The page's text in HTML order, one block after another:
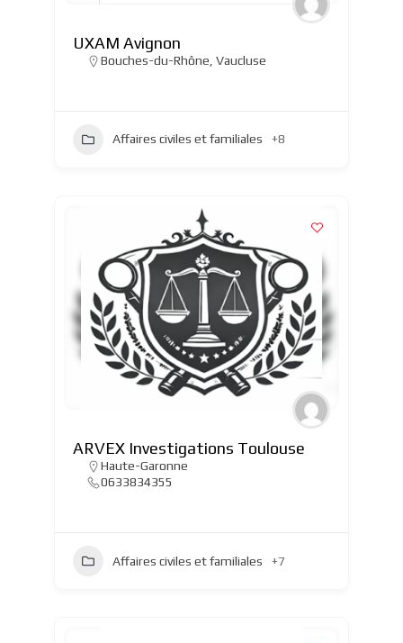
UXAM Avignon
Bouches-du-Rhône Vaucluse
Affaires civiles et familiales +8
ARVEX Investigations Toulouse
Haute-Garonne
0633834355
Affaires civiles et familiales +7